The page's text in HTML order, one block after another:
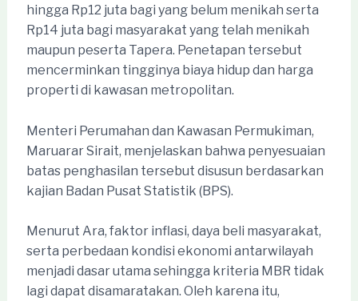
hingga Rp12 juta bagi yang belum menikah serta
Rp14 juta bagi masyarakat yang telah menikah
maupun peserta Tapera. Penetapan tersebut
mencerminkan tingginya biaya hidup dan harga
properti di kawasan metropolitan.
Menteri Perumahan dan Kawasan Permukiman,
Maruarar Sirait, menjelaskan bahwa penyesuaian
batas penghasilan tersebut disusun berdasarkan
kajian Badan Pusat Statistik (BPS).
Menurut Ara, faktor inflasi, daya beli masyarakat,
serta perbedaan kondisi ekonomi antarwilayah
menjadi dasar utama sehingga kriteria MBR tidak
lagi dapat disamaratakan. Oleh karena itu,